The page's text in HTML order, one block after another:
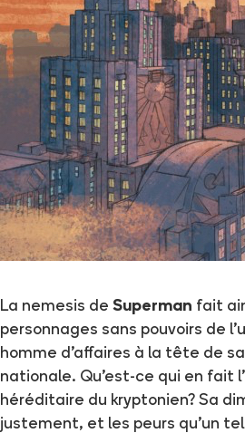
La nemesis de Superman fait
personnages sans pouvoirs de
homme d'affaires à la tête de
nationale. Qu'est-ce qui en fait
héréditaire du kryptonien? Sa
justement, et les peurs qu'un